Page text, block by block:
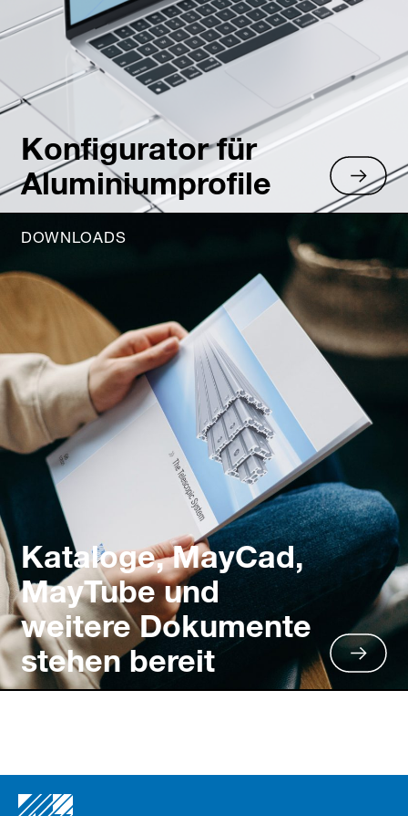
Konfigurator für
Aluminiumprofile
DOWNLOADS
Kataloge, MayCad,
MayTube und
weitere Dokumente
stehen bereit